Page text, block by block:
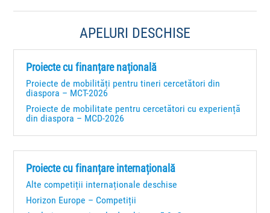
APELURI DESCHISE
Proiecte cu finanțare națională
Proiecte de mobilități pentru tineri cercetători din
diaspora – MCT-2026
Proiecte de mobilitate pentru cercetători cu experiență
din diaspora – MCD-2026
Proiecte cu finanțare internațională
Alte competiții internaționale deschise
Horizon Europe – Competiții